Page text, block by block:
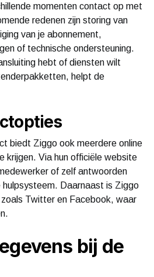
momenten contact op met
redenen zijn storing van
van je abonnement,
of technische ondersteuning.
hebt of diensten wilt
helpt de
biedt Ziggo ook meerdere online
krijgen. Via hun officiële website
of zelf antwoorden
hulpsysteem. Daarnaast is Ziggo
Twitter en Facebook, waar
bij de